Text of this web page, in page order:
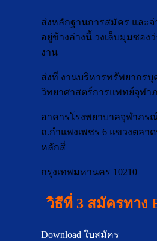
ส่งหลักฐานการสมัคร และ
อยู่ข้างล่างนี้ วงเล็บมุมซอง
งาน
ส่งที่ งานบริหารทรัพยากรบุ
วิทยาศาสตร์การแพทย์จุฬา
อาคารโรงพยาบาลจุฬาภร
ถ.กำแพงเพชร 6 แขวงตลาด
หลักสี่
กรุงเทพมหานคร 10210
วิธีที่ 3 สมัครทาง
Download ใบสมัคร